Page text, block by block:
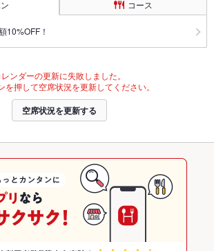
コース
10%OFF！
ンダーの更新に失敗しました。
を押して空席状況を更新してください。
空席状況を更新する